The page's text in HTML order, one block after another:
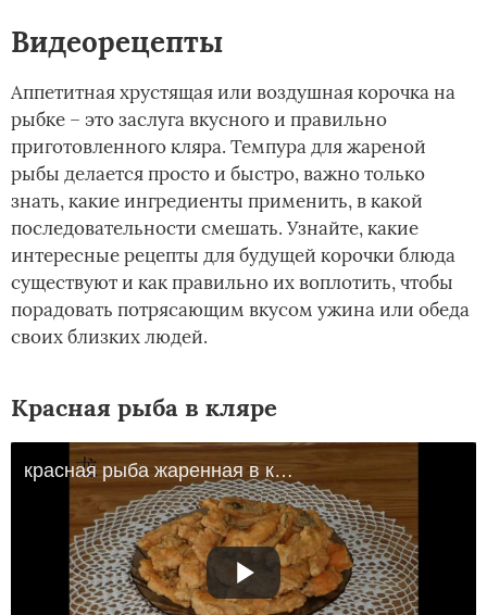
Видеорецепты
Аппетитная хрустящая или воздушная корочка на
рыбке – это заслуга вкусного и правильно
приготовленного кляра. Темпура для жареной
рыбы делается просто и быстро, важно только
знать, какие ингредиенты применить, в какой
последовательности смешать. Узнайте, какие
интересные рецепты для будущей корочки блюда
существуют и как правильно их воплотить, чтобы
порадовать потрясающим вкусом ужина или обеда
своих близких людей.
Красная рыба в кляре
красная рыба жаренная в кляре